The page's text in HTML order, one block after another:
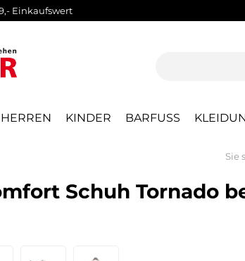
springen
Einkaufswert
HERREN KINDER BARFUSS
Sie
Schuh Tornado